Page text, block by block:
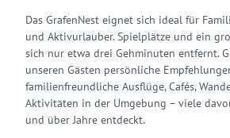
Das GrafenNest eignet sich ideal für
und Aktivurlauber. Spielplätze und ein
sich nur etwa drei Gehminuten entfernt.
unseren Gästen persönliche
familienfreundliche Ausflüge, Cafés,
Aktivitäten in der Umgebung – viele
und über Jahre entdeckt.